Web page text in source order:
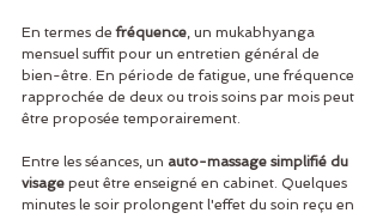
En termes de fréquence, un mukabhyanga
mensuel suffit pour un entretien général de
bien-être. En période de fatigue, une fréquence
rapprochée de deux ou trois soins par mois peut
être proposée temporairement.
Entre les séances, un auto-massage simplifié du
visage peut être enseigné en cabinet. Quelques
minutes le soir prolongent l'effet du soin reçu en